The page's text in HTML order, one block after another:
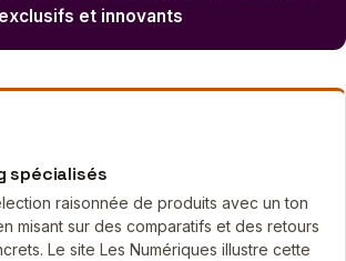
et innovants
spécialisés
raisonnée de produits avec un ton
misant sur des comparatifs et des retours
Le site Les Numériques illustre cette